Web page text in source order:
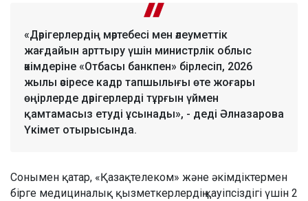
«Дәрігерлердің мәртебесі мен әлеуметтік
жағдайын арттыру үшін министрлік облыс
әкімдеріне «Отбасы банкпен» бірлесіп, 2026
жылы әсіресе кадр тапшылығы өте жоғары
өңірлерде дәрігерлерді тұрғын үймен
қамтамасыз етуді ұсынады», - деді Әлназарова
Үкімет отырысында.
Сонымен қатар, «Қазақтелеком» және әкімдіктермен
бірге медициналық қызметкерлердің қауіпсіздігі үшін 2